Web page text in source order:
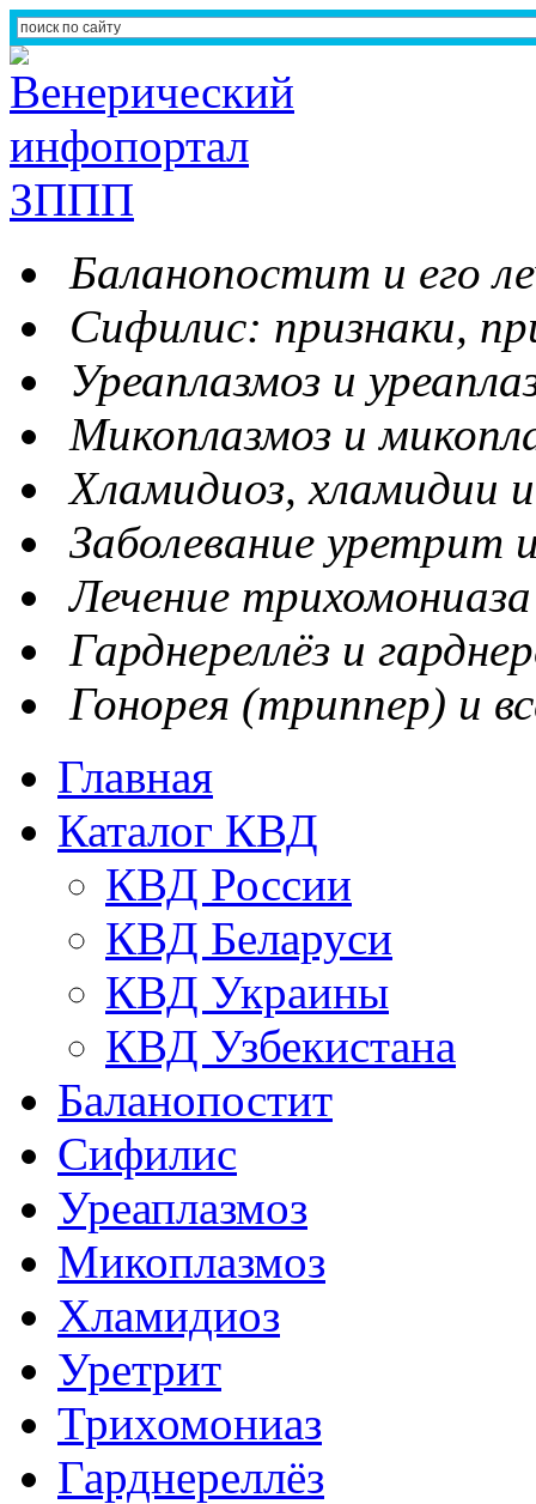
Баланопостит и его
Сифилис: признаки,
Уреаплазмоз и
Микоплазмоз и
Хламидиоз, хламидии
Заболевание уретрит
Лечение
Гарднереллёз и
Гонорея (триппер) и
Главная
Каталог КВД
КВД России
КВД Беларуси
КВД Украины
КВД Узбекистана
Баланопостит
Сифилис
Уреаплазмоз
Микоплазмоз
Хламидиоз
Уретрит
Трихомониаз
Гарднереллёз